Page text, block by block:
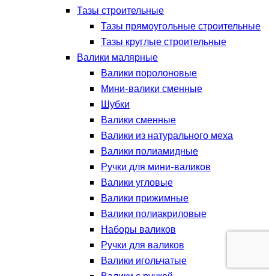
Тазы строительные
Тазы прямоугольные строительные
Тазы круглые строительные
Валики малярные
Валики поролоновые
Мини-валики сменные
Шубки
Валики сменные
Валики из натурального меха
Валики полиамидные
Ручки для мини-валиков
Валики угловые
Валики прижимные
Валики полиакриловые
Наборы валиков
Ручки для валиков
Валики игольчатые